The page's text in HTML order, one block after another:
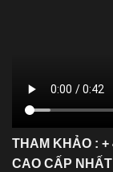
THAM KHẢO : +
CAO CẤP